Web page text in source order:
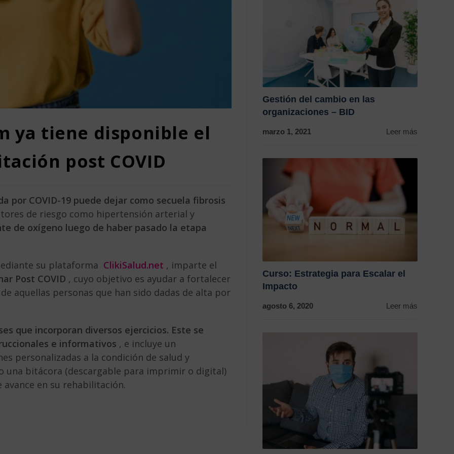
ya tiene disponible el
post COVID
por COVID-19 puede dejar como secuela fibrosis
de riesgo como hipertensión arterial y
de oxígeno luego de haber pasado la etapa
su plataforma ClikiSalud.net , imparte el
Post COVID , cuyo objetivo es ayudar a fortalecer
aquellas personas que han sido dadas de alta por
que incorporan diversos ejercicios. Este se
e informativos , e incluye un
personalizadas a la condición de salud y
una bitácora (descargable para imprimir o digital)
en su rehabilitación.
Gestión del cambio en las
organizaciones – BID
marzo 1, 2021 Leer más
Curso: Estrategia para Escalar el
Impacto
agosto 6, 2020 Leer más